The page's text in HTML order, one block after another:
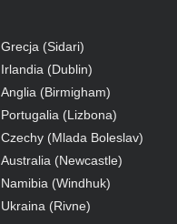
Grecja (Sidari)
Irlandia (Dublin)
Anglia (Birmigham)
Portugalia (Lizbona)
Czechy (Mlada Boleslav)
Australia (Newcastle)
Namibia (Windhuk)
Ukraina (Rivne)